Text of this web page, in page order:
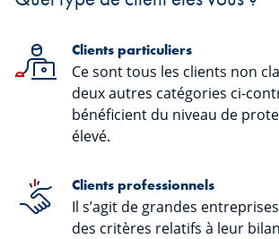
Clients particuliers
Ce sont tous les clients non
deux autres catégories ci-
bénéficient du niveau de
élevé.
Clients professionnels
Il s’agit de grandes
des critères relatifs à leur